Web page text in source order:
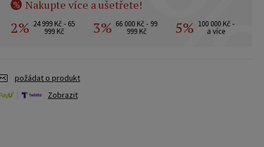
% Nakupte více a ušetřete!
2% 24 999 Kč - 65
999 Kč 3% 66 000 Kč - 99
999 Kč 5% 100 000 Kč -
a více
požádat o produkt
Zobrazit